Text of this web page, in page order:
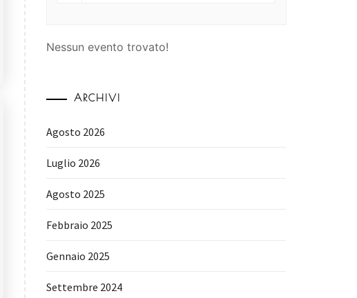
Nessun evento trovato!
ARCHIVI
Agosto 2026
Luglio 2026
Agosto 2025
Febbraio 2025
Gennaio 2025
Settembre 2024